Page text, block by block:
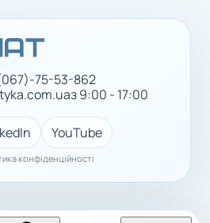
75-53-862
з 9:00 - 17:00
YouTube
конфіденційності